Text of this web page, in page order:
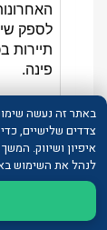
לספק
תיירות
פינה.
של
צדדים שלישיים,
איפיון ושיווק.
לנהל את השימוש